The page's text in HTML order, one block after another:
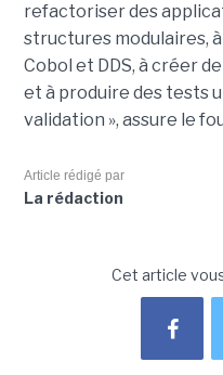
refactoriser des
structures modulaires, à
Cobol et DDS, à créer
et à produire des tests
validation », assure le
Article rédigé par
La rédaction
Cet article